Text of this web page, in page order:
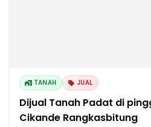
TANAH JUAL
Dijual Tanah Padat di pinggir jalan Raya
Cikande Rangkasbitung